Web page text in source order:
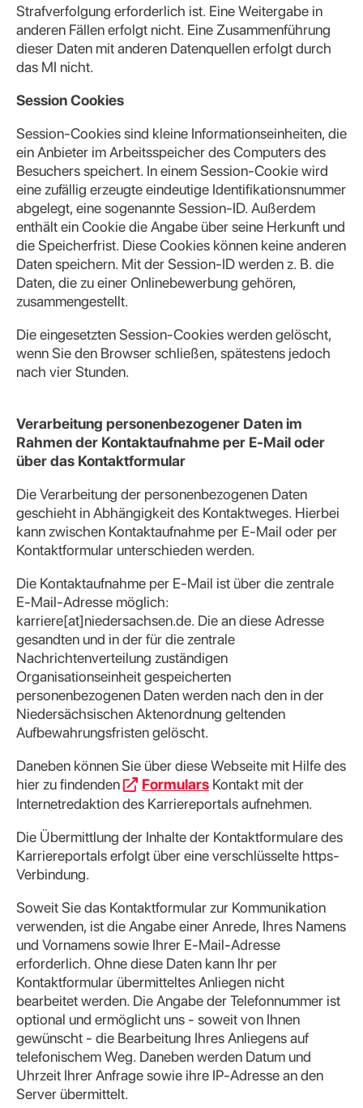
Strafverfolgung erforderlich ist. Eine Weitergabe in
anderen Fällen erfolgt nicht. Eine Zusammenführung
dieser Daten mit anderen Datenquellen erfolgt durch
das MI nicht.
Session Cookies
Session-Cookies sind kleine Informationseinheiten, die
ein Anbieter im Arbeitsspeicher des Computers des
Besuchers speichert. In einem Session-Cookie wird
eine zufällig erzeugte eindeutige Identifikationsnummer
abgelegt, eine sogenannte Session-ID. Außerdem
enthält ein Cookie die Angabe über seine Herkunft und
die Speicherfrist. Diese Cookies können keine anderen
Daten speichern. Mit der Session-ID werden z. B. die
Daten, die zu einer Onlinebewerbung gehören,
zusammengestellt.
Die eingesetzten Session-Cookies werden gelöscht,
wenn Sie den Browser schließen, spätestens jedoch
nach vier Stunden.
Verarbeitung personenbezogener Daten im
Rahmen der Kontaktaufnahme per E-Mail oder
über das Kontaktformular
Die Verarbeitung der personenbezogenen Daten
geschieht in Abhängigkeit des Kontaktweges. Hierbei
kann zwischen Kontaktaufnahme per E-Mail oder per
Kontaktformular unterschieden werden.
Die Kontaktaufnahme per E-Mail ist über die zentrale
E-Mail-Adresse möglich:
karriere[at]niedersachsen.de. Die an diese Adresse
gesandten und in der für die zentrale
Nachrichtenverteilung zuständigen
Organisationseinheit gespeicherten
personenbezogenen Daten werden nach den in der
Niedersächsischen Aktenordnung geltenden
Aufbewahrungsfristen gelöscht.
Daneben können Sie über diese Webseite mit Hilfe des
hier zu findenden
Formulars Kontakt mit der
Internetredaktion des Karriereportals aufnehmen.
Die Übermittlung der Inhalte der Kontaktformulare des
Karriereportals erfolgt über eine verschlüsselte https-
Verbindung.
Soweit Sie das Kontaktformular zur Kommunikation
verwenden, ist die Angabe einer Anrede, Ihres Namens
und Vornamens sowie Ihrer E-Mail-Adresse
erforderlich. Ohne diese Daten kann Ihr per
Kontaktformular übermitteltes Anliegen nicht
bearbeitet werden. Die Angabe der Telefonnummer ist
optional und ermöglicht uns - soweit von Ihnen
gewünscht - die Bearbeitung Ihres Anliegens auf
telefonischem Weg. Daneben werden Datum und
Uhrzeit Ihrer Anfrage sowie ihre IP-Adresse an den
Server übermittelt.